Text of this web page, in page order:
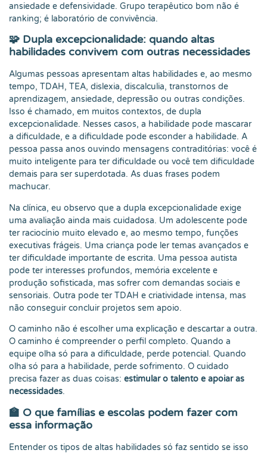
ansiedade e defensividade. Grupo terapêutico bom não é
ranking; é laboratório de convivência.
🧩 Dupla excepcionalidade: quando altas
habilidades convivem com outras necessidades
Algumas pessoas apresentam altas habilidades e, ao mesmo
tempo, TDAH, TEA, dislexia, discalculia, transtornos de
aprendizagem, ansiedade, depressão ou outras condições.
Isso é chamado, em muitos contextos, de dupla
excepcionalidade. Nesses casos, a habilidade pode mascarar
a dificuldade, e a dificuldade pode esconder a habilidade. A
pessoa passa anos ouvindo mensagens contraditórias: você é
muito inteligente para ter dificuldade ou você tem dificuldade
demais para ser superdotada. As duas frases podem
machucar.
Na clínica, eu observo que a dupla excepcionalidade exige
uma avaliação ainda mais cuidadosa. Um adolescente pode
ter raciocínio muito elevado e, ao mesmo tempo, funções
executivas frágeis. Uma criança pode ler temas avançados e
ter dificuldade importante de escrita. Uma pessoa autista
pode ter interesses profundos, memória excelente e
produção sofisticada, mas sofrer com demandas sociais e
sensoriais. Outra pode ter TDAH e criatividade intensa, mas
não conseguir concluir projetos sem apoio.
O caminho não é escolher uma explicação e descartar a outra.
O caminho é compreender o perfil completo. Quando a
equipe olha só para a dificuldade, perde potencial. Quando
olha só para a habilidade, perde sofrimento. O cuidado
precisa fazer as duas coisas: estimular o talento e apoiar as
necessidades.
🏫 O que famílias e escolas podem fazer com
essa informação
Entender os tipos de altas habilidades só faz sentido se isso